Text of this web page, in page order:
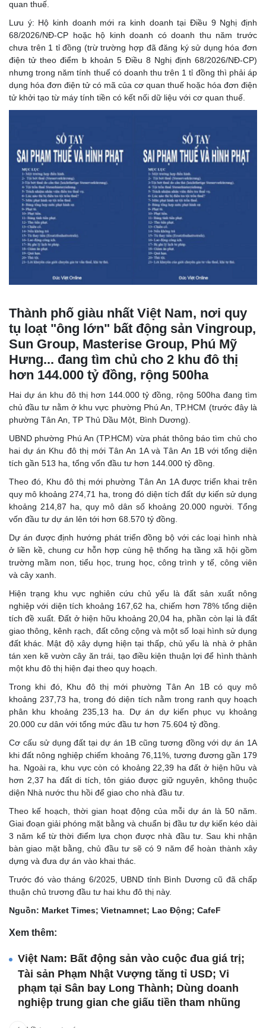
quan thuế.
Lưu ý: Hộ kinh doanh mới ra kinh doanh tại Điều 9 Nghị định
68/2026/NĐ-CP hoặc hộ kinh doanh có doanh thu năm trước
chưa trên 1 tỉ đồng (trừ trường hợp đã đăng ký sử dụng hóa đơn
điện tử theo điểm b khoản 5 Điều 8 Nghị định 68/2026/NĐ-CP)
nhưng trong năm tính thuế có doanh thu trên 1 tỉ đồng thì phải áp
dụng hóa đơn điện tử có mã của cơ quan thuế hoặc hóa đơn điện
tử khởi tạo từ máy tính tiền có kết nối dữ liệu với cơ quan thuế.
Thành phố giàu nhất Việt Nam, nơi quy
tụ loạt "ông lớn" bất động sản Vingroup,
Sun Group, Masterise Group, Phú Mỹ
Hưng... đang tìm chủ cho 2 khu đô thị
hơn 144.000 tỷ đồng, rộng 500ha
Hai dự án khu đô thị hơn 144.000 tỷ đồng, rộng 500ha đang tìm
chủ đầu tư nằm ở khu vực phường Phú An, TP.HCM (trước đây là
phường Tân An, TP Thủ Dầu Một, Bình Dương).
UBND phường Phú An (TP.HCM) vừa phát thông báo tìm chủ cho
hai dự án Khu đô thị mới Tân An 1A và Tân An 1B với tổng diện
tích gần 513 ha, tổng vốn đầu tư hơn 144.000 tỷ đồng.
Theo đó, Khu đô thị mới phường Tân An 1A được triển khai trên
quy mô khoảng 274,71 ha, trong đó diện tích đất dự kiến sử dụng
khoảng 214,87 ha, quy mô dân số khoảng 20.000 người. Tổng
vốn đầu tư dự án lên tới hơn 68.570 tỷ đồng.
Dự án được định hướng phát triển đồng bộ với các loại hình nhà
ở liền kề, chung cư hỗn hợp cùng hệ thống hạ tầng xã hội gồm
trường mầm non, tiểu học, trung học, công trình y tế, công viên
và cây xanh.
Hiện trạng khu vực nghiên cứu chủ yếu là đất sản xuất nông
nghiệp với diện tích khoảng 167,62 ha, chiếm hơn 78% tổng diện
tích đề xuất. Đất ở hiện hữu khoảng 20,04 ha, phần còn lại là đất
giao thông, kênh rạch, đất công cộng và một số loại hình sử dụng
đất khác. Mật độ xây dựng hiện tại thấp, chủ yếu là nhà ở phân
tán xen kẽ vườn cây ăn trái, tạo điều kiện thuận lợi để hình thành
một khu đô thị hiện đại theo quy hoạch.
Trong khi đó, Khu đô thị mới phường Tân An 1B có quy mô
khoảng 237,73 ha, trong đó diện tích nằm trong ranh quy hoạch
phân khu khoảng 235,13 ha. Dự án dự kiến phục vụ khoảng
20.000 cư dân với tổng mức đầu tư hơn 75.604 tỷ đồng.
Cơ cấu sử dụng đất tại dự án 1B cũng tương đồng với dự án 1A
khi đất nông nghiệp chiếm khoảng 76,11%, tương đương gần 179
ha. Ngoài ra, khu vực còn có khoảng 22,39 ha đất ở hiện hữu và
hơn 2,37 ha đất di tích, tôn giáo được giữ nguyên, không thuộc
diện Nhà nước thu hồi để giao cho nhà đầu tư.
Theo kế hoạch, thời gian hoạt động của mỗi dự án là 50 năm.
Giai đoạn giải phóng mặt bằng và chuẩn bị đầu tư dự kiến kéo dài
3 năm kể từ thời điểm lựa chọn được nhà đầu tư. Sau khi nhận
bàn giao mặt bằng, chủ đầu tư sẽ có 9 năm để hoàn thành xây
dựng và đưa dự án vào khai thác.
Trước đó vào tháng 6/2025, UBND tỉnh Bình Dương cũ đã chấp
thuận chủ trương đầu tư hai khu đô thị này.
Nguồn: Market Times; Vietnamnet; Lao Động; CafeF
Xem thêm:
Việt Nam: Bất động sản vào cuộc đua giá trị;
Tài sản Phạm Nhật Vượng tăng tỉ USD; Vi
phạm tại Sân bay Long Thành; Dùng doanh
nghiệp trung gian che giấu tiền tham nhũng